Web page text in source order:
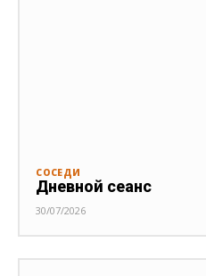
СОСЕДИ
Дневной сеанс
30/07/2026